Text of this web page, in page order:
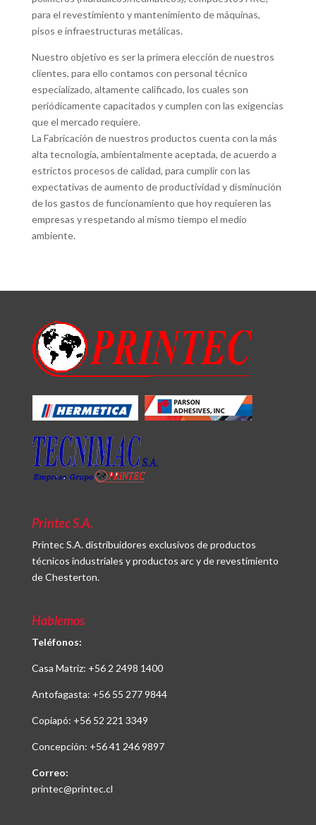
para el revestimiento y mantenimiento de máquinas,
pisos e infraestructuras metálicas.
Nuestro objetivo es ser la primera elección de nuestros
clientes, para ello contamos con personal técnico
especializado, altamente calificado, los cuales son
periódicamente capacitados y cumplen con las exigencias
que el mercado requiere.
La Fabricación de nuestros productos cuenta con la más
alta tecnología, ambientalmente aceptada, de acuerdo a
estrictos procesos de calidad, para cumplir con las
expectativas de aumento de productividad y disminución
de los gastos de funcionamiento que hoy requieren las
empresas y respetando al mismo tiempo el medio
ambiente.
Printec S.A.
Printec S.A. distribuidores exclusivos de productos
técnicos industriales y productos arc y de revestimiento
de Chesterton.
Hablemos
Teléfonos:
Casa Matriz: +56 2 2498 1400
Antofagasta: +56 55 277 9844
Copiapó: +56 52 221 3349
Concepción: +56 41 246 9897
Correo:
printec@printec.cl